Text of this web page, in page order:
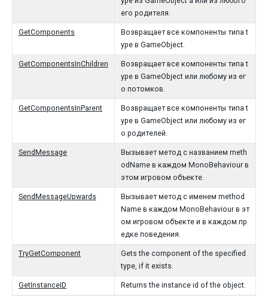
его родителя.
GetComponents
Возвращает все компоненты типа t
ype в GameObject.
GetComponentsInChildren
Возвращает все компоненты типа t
ype в GameObject или любому из ег
о потомков.
GetComponentsInParent
Возвращает все компоненты типа t
ype в GameObject или любому из ег
о родителей.
SendMessage
Вызывает метод с названием meth
odName в каждом MonoBehaviour в
этом игровом объекте.
SendMessageUpwards
Вызывает метод с именем method
Name в каждом MonoBehaviour в эт
ом игровом объекте и в каждом пр
едке поведения.
TryGetComponent
Gets the component of the specified
type, if it exists.
GetInstanceID Returns the instance id of the object.